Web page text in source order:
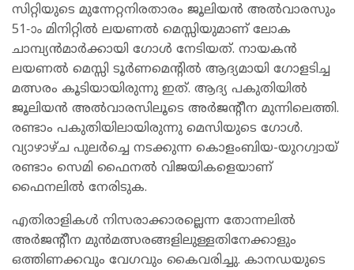
സിറ്റിയുടെ മുന്നേറ്റനിരതാരം ജൂലിയന്‍ അല്‍വാരസും
51-ാം മിനിറ്റില്‍ ലയണല്‍ മെസ്സിയുമാണ് ലോക
ചാമ്പ്യന്‍മാര്‍ക്കായി ഗോള്‍ നേടിയത്. നായകന്‍
ലയണല്‍ മെസ്സി ടൂര്‍ണമെന്റില്‍ ആദ്യമായി ഗോളടിച്ച
മത്സരം കൂടിയായിരുന്നു ഇത്. ആദ്യ പകുതിയില്‍
ജൂലിയന്‍ അല്‍വാരസിലൂടെ അര്‍ജന്റീന മുന്നിലെത്തി.
രണ്ടാം പകുതിയിലായിരുന്നു മെസിയുടെ ഗോള്‍.
വ്യാഴാഴ്ച പുലര്‍ച്ചെ നടക്കുന്ന കൊളംബിയ-യുറഗ്വായ്
രണ്ടാം സെമി ഫൈനല്‍ വിജയികളെയാണ്
ഫൈനലില്‍ നേരിടുക.
എതിരാളികള്‍ നിസരാക്കാരല്ലെന്ന തോന്നലില്‍
അര്‍ജന്റീന മുന്‍മത്സരങ്ങളിലുള്ളതിനേക്കാളും
ഒത്തിണക്കവും വേഗവും കൈവരിച്ചു. കാനഡയുടെ